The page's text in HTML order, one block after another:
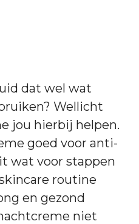
dat wel wat
Wellicht
jou hierbij helpen.
goed voor anti-
wat voor stappen
routine
en gezond
niet